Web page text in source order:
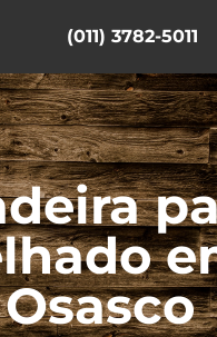
(011) 3782-5011
Osasco